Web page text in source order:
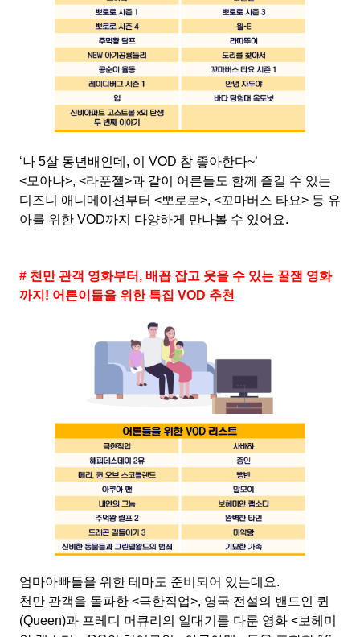
‘나 5살 동년배인데, 이 VOD 참 좋아한다~’
<모아나>, <라푼젤>과 같이 어른들도 함께 즐길 수 있는
디즈니 애니메이션부터 <뽀로로>, <꼬마버스 타요> 등 유
아를 위한 VOD까지 다양하게 만나볼 수 있어요.
# 천만 관객 영화부터, 배꼽 잡고 웃을 수 있는 꿀잼 영화
까지! 어른이들을 위한 특집 VOD 추천
엄마아빠들을 위한 테마도 준비되어 있는데요.
천만 관객을 돌파한 <극한직업>, 영국 전설의 밴드인 퀸
(Queen)과 프레디 머큐리의 일대기를 다룬 영화 <보헤미